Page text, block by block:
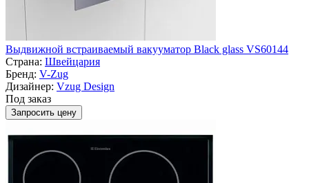
Выдвижной встраиваемый вакууматор Black glass VS60144
Страна: Швейцария
Бренд: V-Zug
Дизайнер: Vzug Design
Под заказ
Запросить цену